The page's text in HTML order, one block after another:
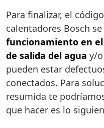
Para finalizar, el
calentadores Bosch
funcionamiento en
de salida del agua y/
pueden estar
conectados. Para
resumida te
que hacer es lo